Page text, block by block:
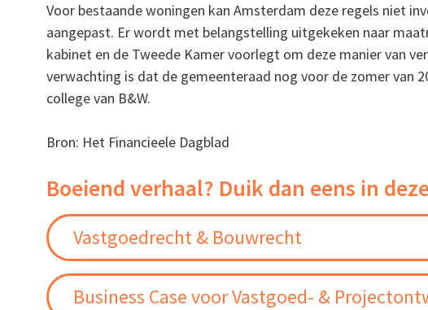
Voor bestaande woningen kan Amsterdam deze regels niet
aangepast. Er wordt met belangstelling uitgekeken naar
kabinet en de Tweede Kamer voorlegt om deze manier van
verwachting is dat de gemeenteraad nog voor de zomer van
college van B&W.
Bron: Het Financieele Dagblad
Boeiend verhaal? Duik dan eens in
Vastgoedrecht & Bouwrecht
Business Case voor Vastgoed- &